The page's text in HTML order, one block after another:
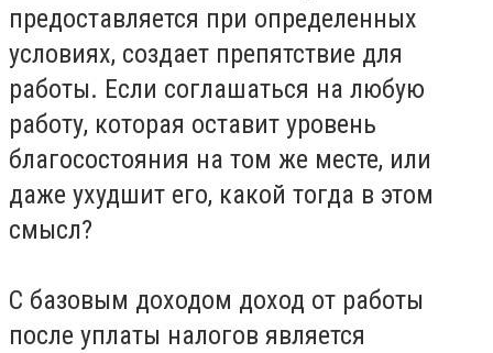
предоставляется при определенных
условиях, создает препятствие для
работы. Если соглашаться на любую
работу, которая оставит уровень
благосостояния на том же месте, или
даже ухудшит его, какой тогда в этом
смысл?
С базовым доходом доход от работы
после уплаты налогов является